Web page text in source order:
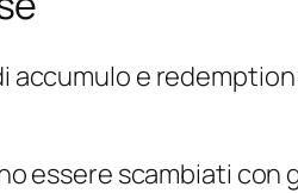
accumulo e
essere scambiati con